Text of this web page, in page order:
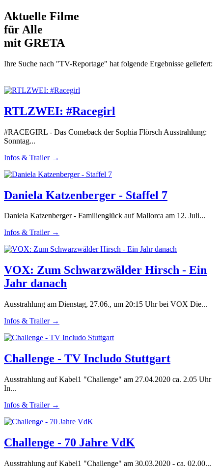
Aktuelle Filme
für Alle
mit GRETA
Ihre Suche nach "TV-Reportage" hat folgende Ergebnisse geliefert:
RTLZWEI: #Racegirl
#RACEGIRL - Das Comeback der Sophia Flörsch Ausstrahlung:
Sonntag...
Infos & Trailer →
Daniela Katzenberger - Staffel 7
Daniela Katzenberger - Familienglück auf Mallorca am 12. Juli...
Infos & Trailer →
VOX: Zum Schwarzwälder Hirsch - Ein
Jahr danach
Ausstrahlung am Dienstag, 27.06., um 20:15 Uhr bei VOX Die...
Infos & Trailer →
Challenge - TV Includo Stuttgart
Ausstrahlung auf Kabel1 "Challenge" am 27.04.2020 ca. 2.05 Uhr
In...
Infos & Trailer →
Challenge - 70 Jahre VdK
Ausstrahlung auf Kabel1 "Challenge" am 30.03.2020 - ca. 02.00...